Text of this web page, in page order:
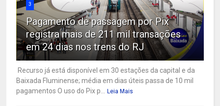
3
Pagamento de passagem por Pix
registra mais de 211 mil transações
em 24 dias nos trens do RJ
Recurso já está disponível em 30 estações da capital e da
Baixada Fluminense; média em dias úteis passa de 10 mil
pagamentos O uso do Pix p...
Leia Mais